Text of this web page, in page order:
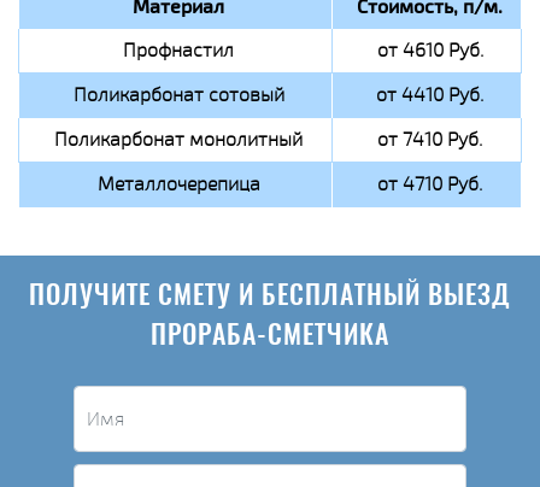
Материал Стоимость, п/м.
Профнастил
от 4610 Руб.
Поликарбонат сотовый
от 4410 Руб.
Поликарбонат монолитный
от 7410 Руб.
Металлочерепица
от 4710 Руб.
ПОЛУЧИТЕ СМЕТУ И БЕСПЛАТНЫЙ ВЫЕЗД
ПРОРАБА-СМЕТЧИКА